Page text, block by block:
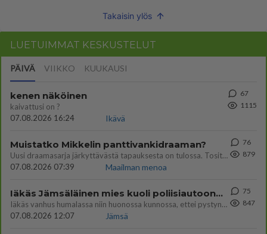
Takaisin ylös
LUETUIMMAT KESKUSTELUT
PÄIVÄ VIIKKO KUUKAUSI
kenen näköinen
kaivattusi on ?
07.08.2026 16:24
Ikävä
67
1115
Muistatko Mikkelin panttivankidraaman?
Uusi draamasarja järkyttävästä tapauksesta on tulossa. Tositapahtumiin perustuva sarja ammentaa vuoden 1986 Mikkelin pan
07.08.2026 07:39
Maailman menoa
76
879
Iäkäs Jämsäläinen mies kuoli poliisiautoon matkalla Jyväskylän putkaan
Iäkäs vanhus humalassa niin huonossa kunnossa, ettei pystynyt huolehtimaan itsestään niin ainoa apu sillä hetkellä oli
07.08.2026 12:07
Jämsä
75
847